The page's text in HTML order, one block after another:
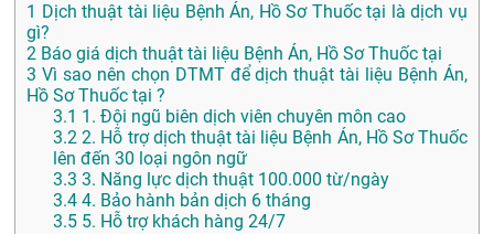
1 Dịch thuật tài liệu Bệnh Án, Hồ Sơ Thuốc tại là dịch vụ
gì?
2 Báo giá dịch thuật tài liệu Bệnh Án, Hồ Sơ Thuốc tại
3 Vì sao nên chọn DTMT để dịch thuật tài liệu Bệnh Án,
Hồ Sơ Thuốc tại ?
3.1 1. Đội ngũ biên dịch viên chuyên môn cao
3.2 2. Hỗ trợ dịch thuật tài liệu Bệnh Án, Hồ Sơ Thuốc
lên đến 30 loại ngôn ngữ
3.3 3. Năng lực dịch thuật 100.000 từ/ngày
3.4 4. Bảo hành bản dịch 6 tháng
3.5 5. Hỗ trợ khách hàng 24/7